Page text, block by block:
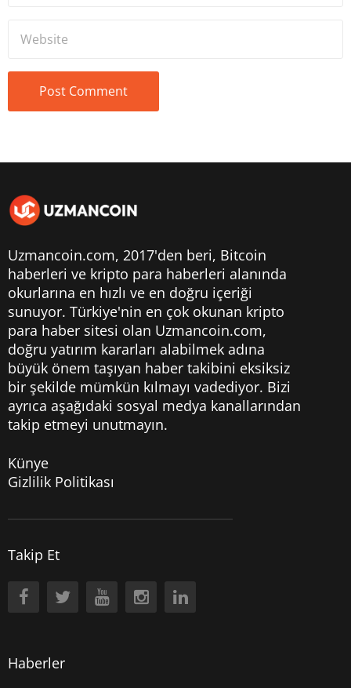
Uzmancoin.com, 2017'den beri, Bitcoin
haberleri ve kripto para haberleri alanında
okurlarına en hızlı ve en doğru içeriği
sunuyor. Türkiye'nin en çok okunan kripto
para haber sitesi olan Uzmancoin.com,
doğru yatırım kararları alabilmek adına
büyük önem taşıyan haber takibini eksiksiz
bir şekilde mümkün kılmayı vadediyor. Bizi
ayrıca aşağıdaki sosyal medya kanallarından
takip etmeyi unutmayın.
Künye
Gizlilik Politikası
Takip Et
Haberler